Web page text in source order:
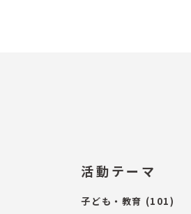
活動テーマ
子ども・教育 (101)